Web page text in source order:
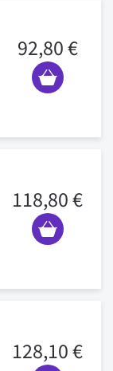
92,80 €
118,80 €
128,10 €